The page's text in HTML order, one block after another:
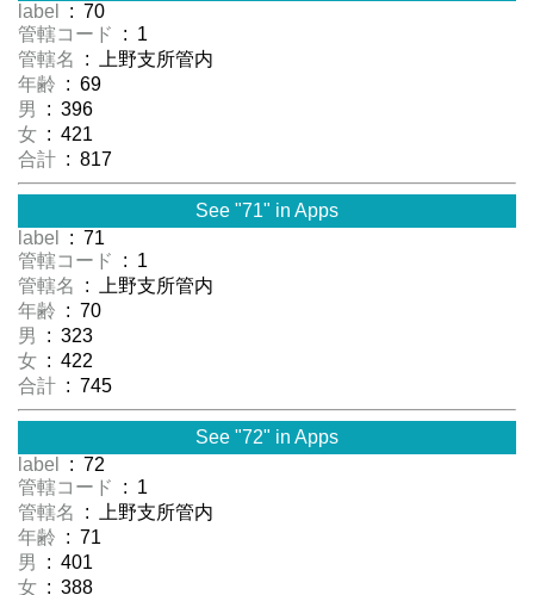
label
: 70
管轄コード
: 1
管轄名
: 上野支所管内
年齢 : 69
男
: 396
女 : 421
合計 : 817
See "71" in Apps
label
: 71
管轄コード
: 1
管轄名
: 上野支所管内
年齢 : 70
男
: 323
女 : 422
合計 : 745
See "72" in Apps
label
: 72
管轄コード
: 1
管轄名
: 上野支所管内
年齢 : 71
男
: 401
女 : 388